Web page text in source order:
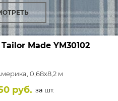
Made YM30102
0,68x8,2 м
руб. за шт.